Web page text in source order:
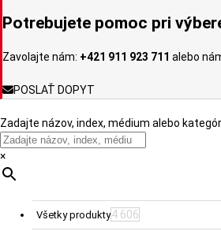
na
produktu.
Potrebujete pomoc pri
Zavolajte nám: +421 911 923 711 alebo
POSLAŤ DOPYT
Zadajte názov, index, médium alebo
×
Všetky produkty4 606